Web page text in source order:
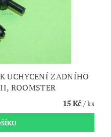
UCHYCENÍ ZADNÍHO
ROOMSTER
15 Kč/ ks